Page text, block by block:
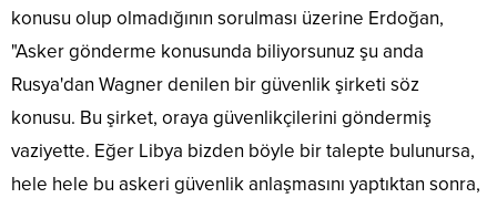
konusu olup olmadığının sorulması üzerine Erdoğan,
"Asker gönderme konusunda biliyorsunuz şu anda
Rusya'dan Wagner denilen bir güvenlik şirketi söz
konusu. Bu şirket, oraya güvenlikçilerini göndermiş
vaziyette. Eğer Libya bizden böyle bir talepte bulunursa,
hele hele bu askeri güvenlik anlaşmasını yaptıktan sonra,